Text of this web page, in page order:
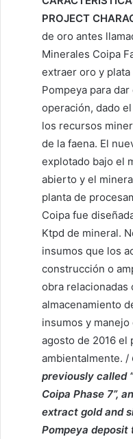
PROJECT
de oro antes
Minerales Coipa
extraer oro y
Pompeya para
operación, dado
los recursos
de la faena. El
explotado bajo el
abierto y el
planta de
Coipa fue
Ktpd de mineral.
insumos que los
construcción o
obra relacionadas
almacenamiento
insumos y
agosto de 2016 el
ambientalmente. /
previously called
Coipa Phase 7”,
extract gold and
Pompeya